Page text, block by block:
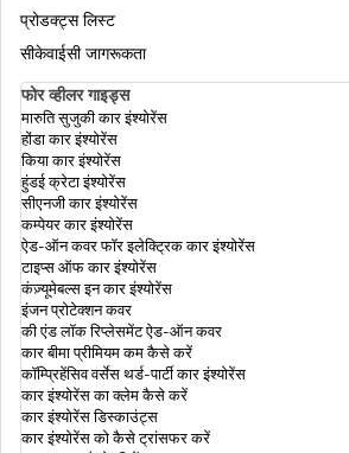
आधार में बायोमेट्रिक अनलॉक
आधार अपडेट के इतिहास की जांच कैसे करे
आधार कार्ड वेरिफ़िकेशन
प्रोडक्ट्स लिस्ट
सीकेवाईसी जागरूकता
फोर व्हीलर गाइड्स
मारुति सुजुकी कार इंश्योरेंस
होंडा कार इंश्योरेंस
किया कार इंश्योरेंस
हुंडई क्रेटा इंश्योरेंस
सीएनजी कार इंश्योरेंस
कम्पेयर कार इंश्योरेंस
ऐड-ऑन कवर फॉर इलेक्ट्रिक कार इंश्योरेंस
टाइप्स ऑफ कार इंश्योरेंस
कंज़्यूमेबल्स इन कार इंश्योरेंस
इंजन प्रोटेक्शन कवर
की एंड लॉक रिप्लेसमेंट ऐड-ऑन कवर
कार बीमा प्रीमियम कम कैसे करें
कॉम्प्रिहेंसिव वर्सेस थर्ड-पार्टी कार इंश्योरेंस
कार इंश्योरेंस का क्लेम कैसे करें
कार इंश्योरेंस डिस्काउंट्स
कार इंश्योरेंस को कैसे ट्रांसफर करें